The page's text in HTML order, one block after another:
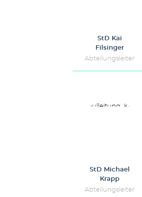
StD Kai
Filsinger
Abteilungsleiter
StD Michael
Krapp
Abteilungsleiter